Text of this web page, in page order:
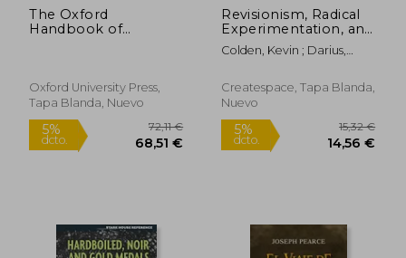
dcto. 24,67 € dcto.
The Oxford
Handbook of
Oxford University Press,
Tapa Blanda, Nuevo
Revisionism, Radical
Experimentation, and
Dystopia in Keith
Giffen's Legion of
Inglés)
Colden, Kevin ; Darius,
Createspace, Tapa Blanda,
Nuevo